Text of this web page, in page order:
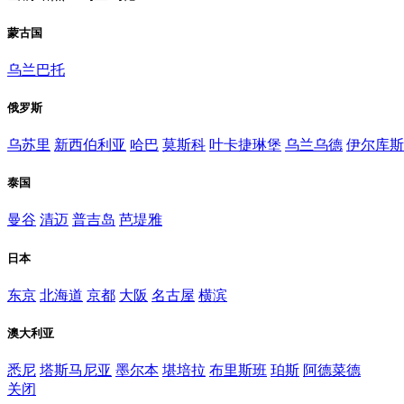
蒙古国
乌兰巴托
俄罗斯
乌苏里 新西伯利亚 哈巴 莫斯科 叶卡捷琳堡 乌兰乌德 伊尔库
泰国
曼谷 清迈 普吉岛 芭堤雅
日本
东京 北海道 京都 大阪 名古屋 横滨
澳大利亚
悉尼 塔斯马尼亚 墨尔本 堪培拉 布里斯班 珀斯 阿德菜德
关闭